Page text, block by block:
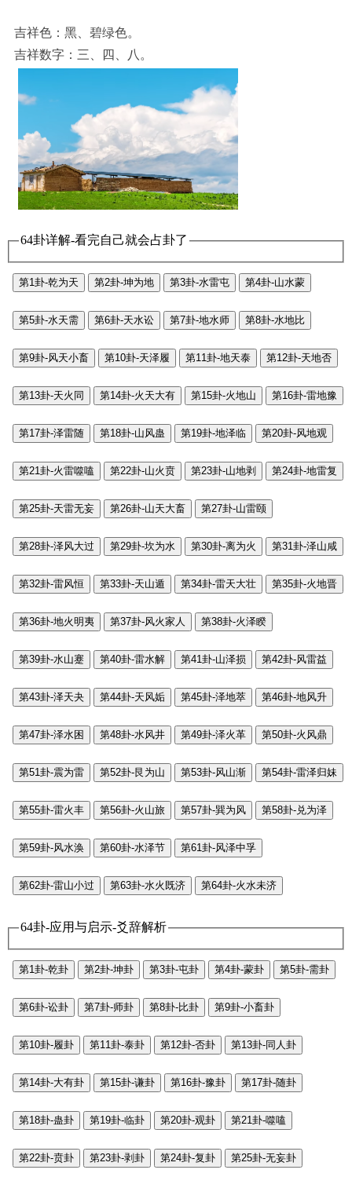
吉祥色：黑、碧绿色。
吉祥数字：三、四、八。
64卦详解-看完自己就会占卦了
第1卦-乾为天 第2卦-坤为地 第3卦-水雷屯 第4卦-山水蒙
第5卦-水天需 第6卦-天水讼 第7卦-地水师 第8卦-水地比
第9卦-风天小畜 第10卦-天泽履 第11卦-地天泰 第12卦-天地否
第13卦-天火同 第14卦-火天大有 第15卦-火地山 第16卦-雷地豫
第17卦-泽雷随 第18卦-山风蛊 第19卦-地泽临 第20卦-风地观
第21卦-火雷噬嗑 第22卦-山火贲 第23卦-山地剥 第24卦-地雷复
第25卦-天雷无妄 第26卦-山天大畜 第27卦-山雷颐
第28卦-泽风大过 第29卦-坎为水 第30卦-离为火 第31卦-泽山咸
第32卦-雷风恒 第33卦-天山遁 第34卦-雷天大壮 第35卦-火地晋
第36卦-地火明夷 第37卦-风火家人 第38卦-火泽睽
第39卦-水山蹇 第40卦-雷水解 第41卦-山泽损 第42卦-风雷益
第43卦-泽天夬 第44卦-天风姤 第45卦-泽地萃 第46卦-地风升
第47卦-泽水困 第48卦-水风井 第49卦-泽火革 第50卦-火风鼎
第51卦-震为雷 第52卦-艮为山 第53卦-风山渐 第54卦-雷泽归妹
第55卦-雷火丰 第56卦-火山旅 第57卦-巽为风 第58卦-兑为泽
第59卦-风水涣 第60卦-水泽节 第61卦-风泽中孚
第62卦-雷山小过 第63卦-水火既济 第64卦-火水未济
64卦-应用与启示-爻辞解析
第1卦-乾卦 第2卦-坤卦 第3卦-屯卦 第4卦-蒙卦 第5卦-需卦
第6卦-讼卦 第7卦-师卦 第8卦-比卦 第9卦-小畜卦
第10卦-履卦 第11卦-泰卦 第12卦-否卦 第13卦-同人卦
第14卦-大有卦 第15卦-谦卦 第16卦-豫卦 第17卦-随卦
第18卦-蛊卦 第19卦-临卦 第20卦-观卦 第21卦-噬嗑
第22卦-贲卦 第23卦-剥卦 第24卦-复卦 第25卦-无妄卦